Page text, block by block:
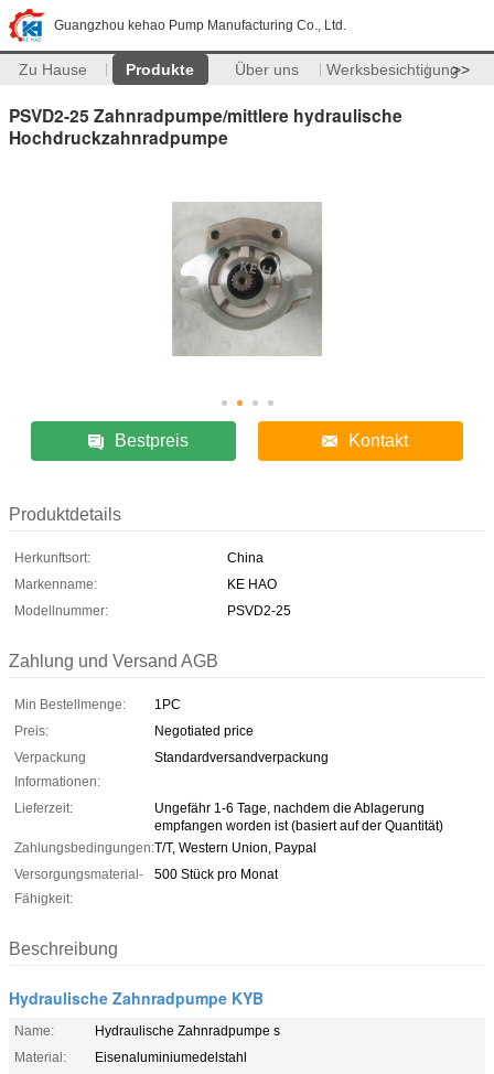
Guangzhou kehao Pump Manufacturing Co., Ltd.
Zu Hause Produkte Über uns Werksbesichtigung>>
PSVD2-25 Zahnradpumpe/mittlere hydraulische
Hochdruckzahnradpumpe
Bestpreis Kontakt
Produktdetails
Herkunftsort:
China
Markenname:
KE HAO
Modellnummer:
PSVD2-25
Zahlung und Versand AGB
Min Bestellmenge:
1PC
Preis:
Negotiated price
Verpackung
Informationen:
Standardversandverpackung
Lieferzeit:
Ungefähr 1-6 Tage, nachdem die Ablagerung
empfangen worden ist (basiert auf der Quantität)
Zahlungsbedingungen:T/T, Western Union, Paypal
Versorgungsmaterial-
Fähigkeit:
500 Stück pro Monat
Beschreibung
Hydraulische Zahnradpumpe KYB
Name:
Hydraulische Zahnradpumpe s
Material:
Eisenaluminiumedelstahl